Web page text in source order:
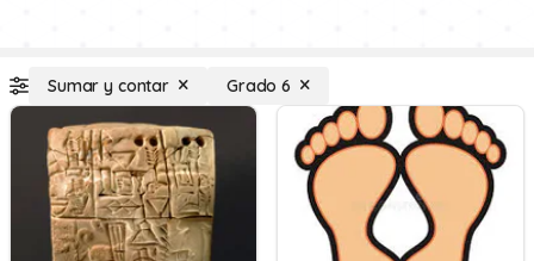
Sumar y contar Grado 6